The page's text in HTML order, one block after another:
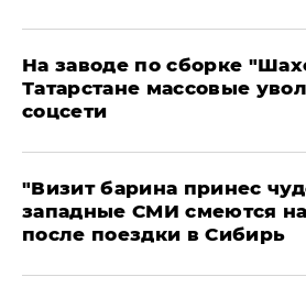
На заводе по сборке
Татарстане массовые
соцсети
"Визит барина принес
западные СМИ смеются
после поездки в Сибирь